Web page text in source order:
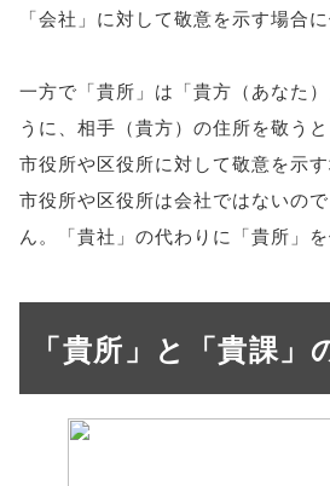
「会社」に対して敬意を示す場合に
一方で「貴所」は「貴方（あなた
うに、相手（貴方）の住所を敬う
市役所や区役所に対して敬意を示す
市役所や区役所は会社ではないの
ん。「貴社」の代わりに「貴所」を
「貴所」と「貴課」